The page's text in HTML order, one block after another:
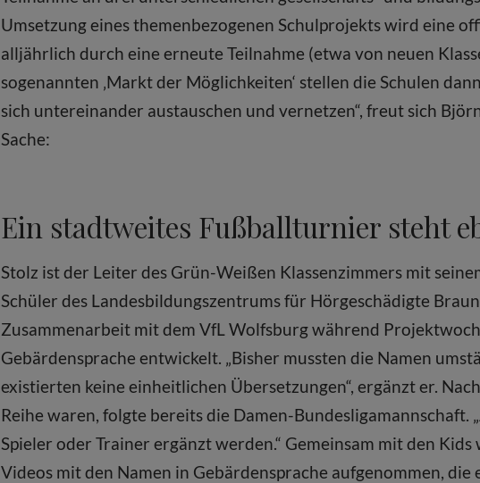
Umsetzung eines themenbezogenen Schul­projekts wird eine
alljährlich durch eine erneute Teilnahme (etwa von neuen
sogenannten ‚Markt der Möglichkeiten‘ stellen die Schulen
sich untereinander austauschen und vernetzen“, freut sich
Sache:
Ein stadtweites Fußballturnier steht
Stolz ist der Leiter des Grün-Weißen Klassenzimmers mit
Schüler des Landesbildungszentrums für Hörgeschädigte
Zusammenarbeit mit dem VfL Wolfsburg während
Gebärdensprache entwickelt. „Bisher mussten die Namen
existierten keine einheitlichen Übersetzungen“, ergänzt er.
Reihe waren, folgte bereits die Damen-Bundesligamannschaft.
Spieler oder Trainer ergänzt werden.“ Gemeinsam mit den
Videos mit den Namen in Gebärdensprache aufgenommen,